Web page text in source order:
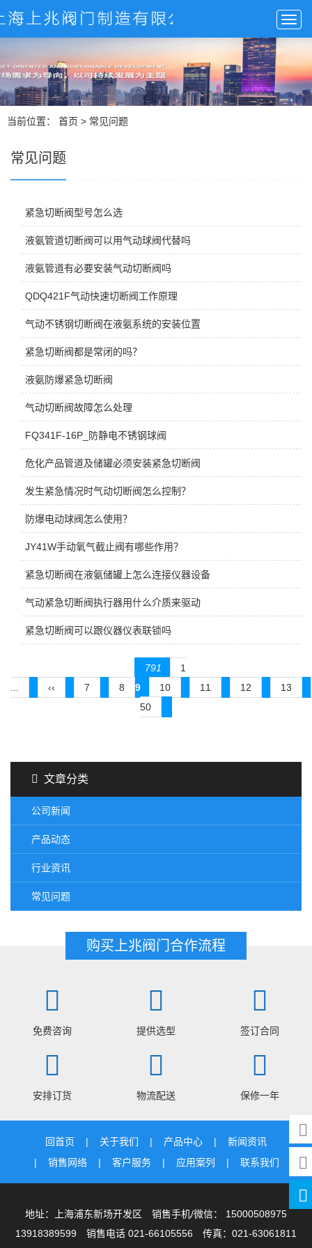
当前位置： 首页 > 常见问题
常见问题
紧急切断阀型号怎么选
液氨管道切断阀可以用气动球阀代替吗
液氨管道有必要安装气动切断阀吗
QDQ421F气动快速切断阀工作原理
气动不锈钢切断阀在液氨系统的安装位置
紧急切断阀都是常闭的吗？
液氨防爆紧急切断阀
气动切断阀故障怎么处理
FQ341F-16P_防静电不锈钢球阀
危化产品管道及储罐必须安装紧急切断阀
发生紧急情况时气动切断阀怎么控制？
防爆电动球阀怎么使用？
JY41W手动氧气截止阀有哪些作用？
紧急切断阀在液氨储罐上怎么连接仪器设备
气动紧急切断阀执行器用什么介质来驱动
紧急切断阀可以跟仪器仪表联锁吗
791
1
...
‹‹ 7 8 9 10 11 12
13
50
文章分类
公司新闻
产品动态
行业资讯
常见问题
购买上兆阀门合作流程
免费咨询 提供选型 签订合同
安排订货 物流配送 保修一年
回首页 关于我们 产品中心
新闻资讯
销售网络
客户服务 应用案列 联系我们
地址：上海浦东新场开发区 销售手机/微信： 15000508975
13918389599 销售电话 021-66105556 传真：021-63061811